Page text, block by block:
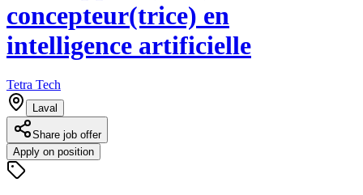
concepteur(trice) en
intelligence artificielle
Tetra Tech
Laval
Share job offer
Apply on position